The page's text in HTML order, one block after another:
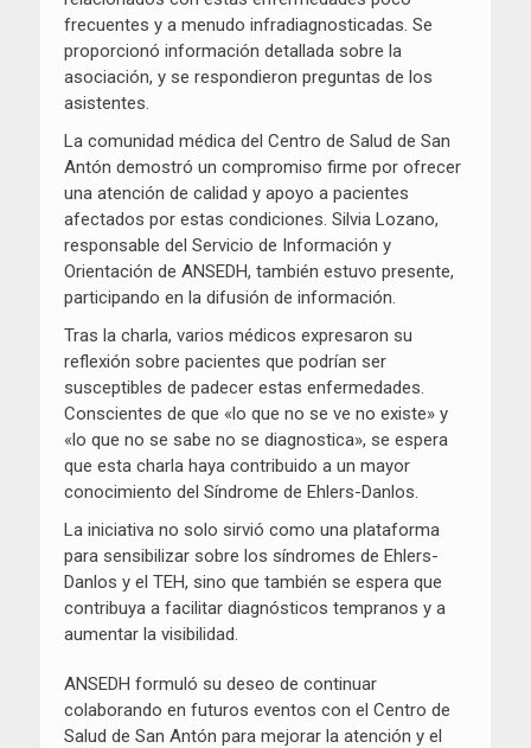
frecuentes y a menudo infradiagnosticadas. Se
proporcionó información detallada sobre la
asociación, y se respondieron preguntas de los
asistentes.
La comunidad médica del Centro de Salud de San
Antón demostró un compromiso firme por ofrecer
una atención de calidad y apoyo a pacientes
afectados por estas condiciones. Silvia Lozano,
responsable del Servicio de Información y
Orientación de ANSEDH, también estuvo presente,
participando en la difusión de información.
Tras la charla, varios médicos expresaron su
reflexión sobre pacientes que podrían ser
susceptibles de padecer estas enfermedades.
Conscientes de que «lo que no se ve no existe» y
«lo que no se sabe no se diagnostica», se espera
que esta charla haya contribuido a un mayor
conocimiento del Síndrome de Ehlers-Danlos.
La iniciativa no solo sirvió como una plataforma
para sensibilizar sobre los síndromes de Ehlers-
Danlos y el TEH, sino que también se espera que
contribuya a facilitar diagnósticos tempranos y a
aumentar la visibilidad.
ANSEDH formuló su deseo de continuar
colaborando en futuros eventos con el Centro de
Salud de San Antón para mejorar la atención y el